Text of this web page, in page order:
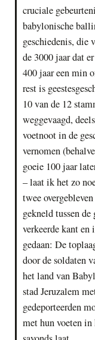
cruciale
babylonische
geschiedenis, die
de 3000 jaar dat
400 jaar een min
rest is
10 van de 12
weggevaagd,
voetnoot in de
vernomen
goeie 100 jaar
– laat ik het zo
twee
gekneld tussen
verkeerde kant
gedaan: De
door de soldaten
het land van
stad Jeruzalem
gedeporteerden
met hun voeten in